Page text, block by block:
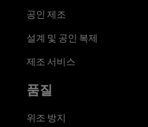
공인 제조
설계 및 공인 복제
제조 서비스
품질
위조 방지